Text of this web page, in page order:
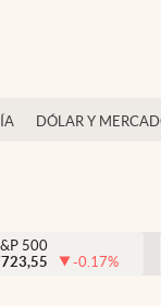
DÓLAR Y
500
-0.17%